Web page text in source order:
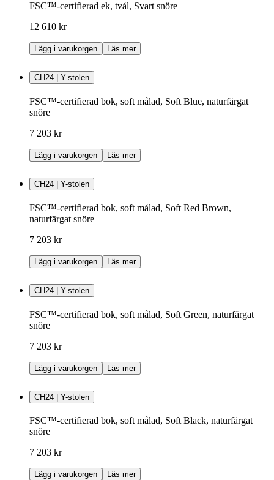
FSC™-certifierad ek, tvål, Svart snöre
12 610 kr
Lägg i varukorgen Läs mer
CH24 | Y-stolen
FSC™-certifierad bok, soft målad, Soft Blue, naturfärgat
snöre
7 203 kr
Lägg i varukorgen Läs mer
CH24 | Y-stolen
FSC™-certifierad bok, soft målad, Soft Red Brown,
naturfärgat snöre
7 203 kr
Lägg i varukorgen Läs mer
CH24 | Y-stolen
FSC™-certifierad bok, soft målad, Soft Green, naturfärgat
snöre
7 203 kr
Lägg i varukorgen Läs mer
CH24 | Y-stolen
FSC™-certifierad bok, soft målad, Soft Black, naturfärgat
snöre
7 203 kr
Lägg i varukorgen Läs mer